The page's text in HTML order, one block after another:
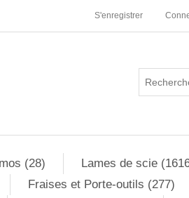
S'enregistrer
(28) Lames de scie
Fraises et Porte-outils (277)